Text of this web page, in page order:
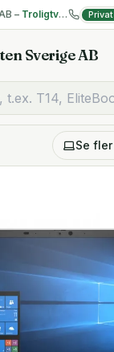
– Troligtvis billigast på begagnad IT! Privat
Sverige AB
Se fler